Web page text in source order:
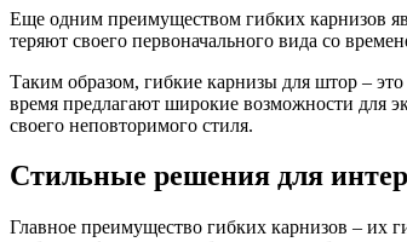
Еще одним преимуществом гибких карнизов
теряют своего первоначального вида со
Таким образом, гибкие карнизы для штор –
время предлагают широкие возможности для
своего неповторимого стиля.
Стильные решения для
Главное преимущество гибких карнизов – их